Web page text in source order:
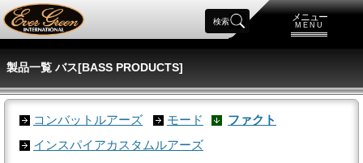
メニュー
MENU
検索
製品一覧 バス[BASS PRODUCTS]
コンバットルアーズ モード
ファクト
インスパイアカスタムルアーズ